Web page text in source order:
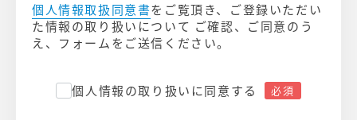
個人情報取扱同意書をご覧頂き、ご登録いただい
た情報の取り扱いについて ご確認、ご同意のう
え、フォームをご送信ください。
個人情報の取り扱いに同意する